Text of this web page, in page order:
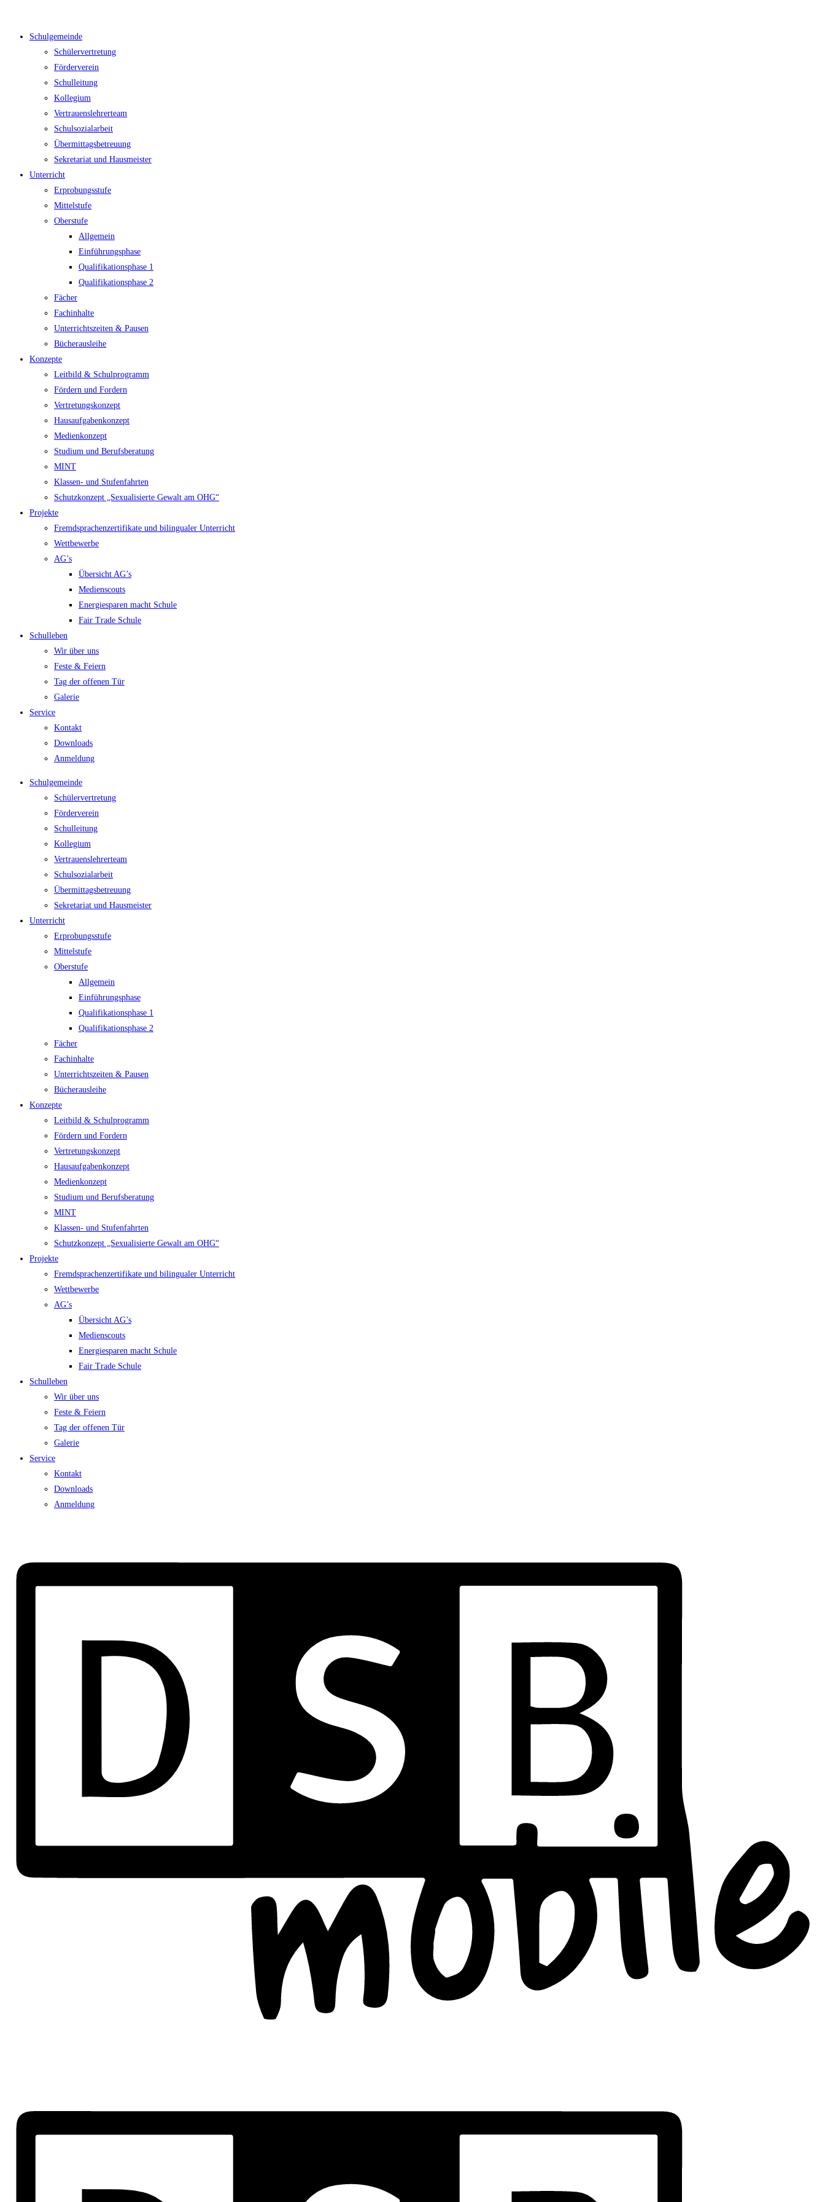
springen
Schulgemeinde
Schülervertretung
Förderverein
Schulleitung
Kollegium
Vertrauenslehrerteam
Schulsozialarbeit
Übermittagsbetreuung
Sekretariat und Hausmeister
Unterricht
Erprobungsstufe
Mittelstufe
Oberstufe
Allgemein
Einführungsphase
Qualifikationsphase 1
Qualifikationsphase 2
Fächer
Fachinhalte
Unterrichtszeiten & Pausen
Bücherausleihe
Konzepte
Leitbild & Schulprogramm
Fördern und Fordern
Vertretungskonzept
Hausaufgabenkonzept
Medienkonzept
Studium und Berufsberatung
MINT
Klassen- und Stufenfahrten
Schutzkonzept „Sexualisierte Gewalt am OHG“
Projekte
Fremdsprachenzertifikate und bilingualer Unterricht
Wettbewerbe
AG’s
Übersicht AG’s
Medienscouts
Energiesparen macht Schule
Fair Trade Schule
Schulleben
Wir über uns
Feste & Feiern
Tag der offenen Tür
Galerie
Service
Kontakt
Downloads
Anmeldung
Schulgemeinde
Schülervertretung
Förderverein
Schulleitung
Kollegium
Vertrauenslehrerteam
Schulsozialarbeit
Übermittagsbetreuung
Sekretariat und Hausmeister
Unterricht
Erprobungsstufe
Mittelstufe
Oberstufe
Allgemein
Einführungsphase
Qualifikationsphase 1
Qualifikationsphase 2
Fächer
Fachinhalte
Unterrichtszeiten & Pausen
Bücherausleihe
Konzepte
Leitbild & Schulprogramm
Fördern und Fordern
Vertretungskonzept
Hausaufgabenkonzept
Medienkonzept
Studium und Berufsberatung
MINT
Klassen- und Stufenfahrten
Schutzkonzept „Sexualisierte Gewalt am OHG“
Projekte
Fremdsprachenzertifikate und bilingualer Unterricht
Wettbewerbe
AG’s
Übersicht AG’s
Medienscouts
Energiesparen macht Schule
Fair Trade Schule
Schulleben
Wir über uns
Feste & Feiern
Tag der offenen Tür
Galerie
Service
Kontakt
Downloads
Anmeldung